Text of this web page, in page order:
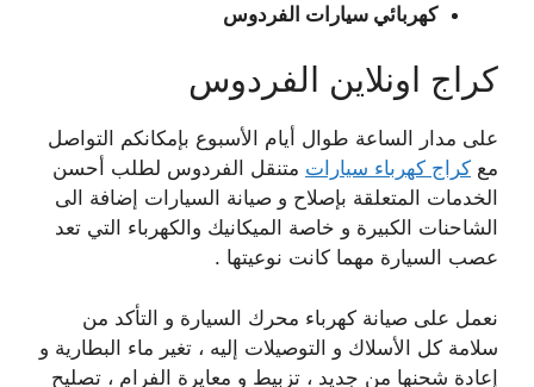
كهربائي سيارات الفردوس
كراج اونلاين الفردوس
على مدار الساعة طوال أيام الأسبوع بإمكانكم التواصل
مع كراج كهرباء سيارات متنقل الفردوس لطلب أحسن
الخدمات المتعلقة بإصلاح و صيانة السيارات إضافة الى
الشاحنات الكبيرة و خاصة الميكانيك والكهرباء التي تعد
عصب السيارة مهما كانت نوعيتها .
نعمل على صيانة كهرباء محرك السيارة و التأكد من
سلامة كل الأسلاك و التوصيلات إليه ، تغير ماء البطارية و
إعادة شحنها من جديد ، تزبيط و معايرة الفرام ، تصليح